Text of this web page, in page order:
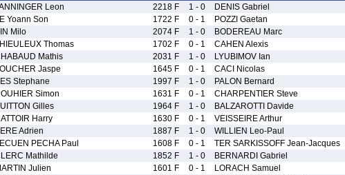
Leon 2218 F 1 - 0 DENIS Gabriel
Yoann Son 1722 F 0 - 1 POZZI Gaetan
Milo 2074 F 1 - 0 BODEREAU Marc
Thomas 1702 F 0 - 1 CAHEN Alexis
Mathis 2031 F 1 - 0 LYUBIMOV Ian
Jaspe 1645 F 0 - 1 CACI Nicolas
Stephane 1997 F 1 - 0 PALON Bernard
Simon 1631 F 0 - 1 CHARPENTIER Steve
Gilles 1964 F 1 - 0 BALZAROTTI Davide
Harry 1630 F 0 - 1 VEISSEIRE Arthur
Adrien 1887 F 1 - 0 WILLIEN Leo-Paul
PECHA Paul 1608 F 0 - 1 TER SARKISSOFF Jean-Jacques
Mathilde 1852 F 1 - 0 BERNARDI Gabriel
Julien 1601 F 0 - 1 LORACH Samuel